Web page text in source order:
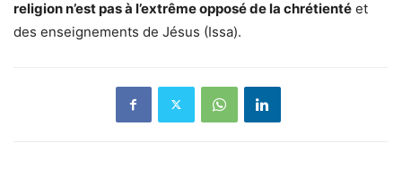
religion n’est pas à l’extrême opposé de la chrétienté et
des enseignements de Jésus (Issa).